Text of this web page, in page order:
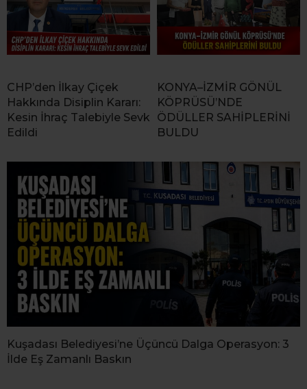
CHP’den İlkay Çiçek
Hakkında Disiplin Kararı:
Kesin İhraç Talebiyle Sevk
Edildi
KONYA–İZMİR GÖNÜL
KÖPRÜSÜ’NDE
ÖDÜLLER SAHİPLERİNİ
BULDU
Kuşadası Belediyesi’ne Üçüncü Dalga Operasyon: 3
İlde Eş Zamanlı Baskın